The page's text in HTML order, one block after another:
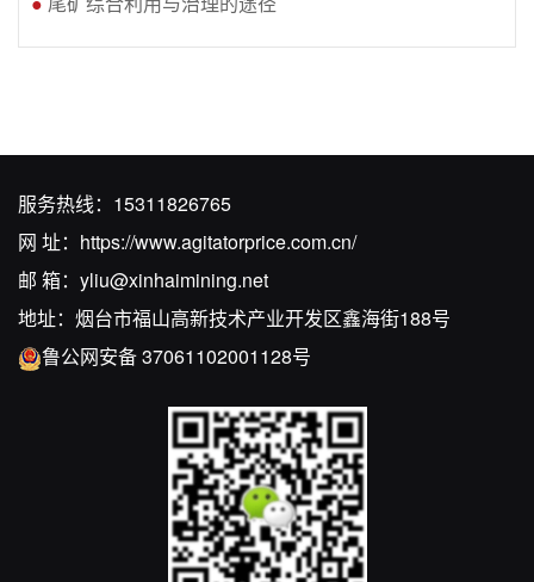
服务热线： 15311826765
网 址： https://www.agitatorprice.com.cn/
邮 箱： yliu@xinhaimining.net
地址：烟台市福山高新技术产业开发区鑫海街188号
鲁公网安备 37061102001128号